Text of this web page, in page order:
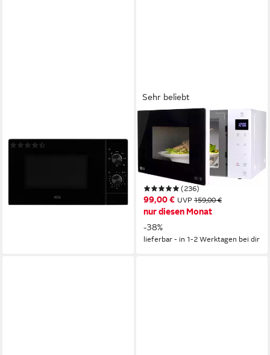
lieferbar - in 2-3 Werktagen bei dir
Sehr beliebt
Mikrowelle MS 23 NECBW,
Mikrowelle, 23 l, Smart
Inverter Technologie, echte
Glasfront
(236)
99,00 € UVP 159,00 €
nur diesen Monat
-38%
lieferbar - in 1-2 Werktagen bei dir